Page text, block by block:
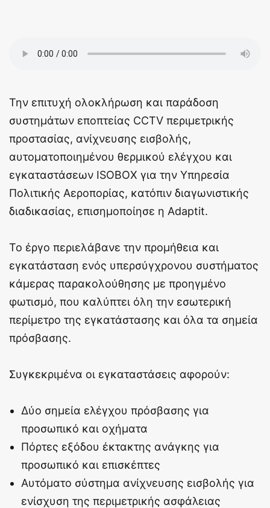
Την επιτυχή ολοκλήρωση και παράδοση
συστημάτων εποπτείας CCTV περιμετρικής
προστασίας, ανίχνευσης εισβολής,
αυτοματοποιημένου θερμικού ελέγχου και
εγκαταστάσεων ISOBOX για την Υπηρεσία
Πολιτικής Αεροπορίας, κατόπιν διαγωνιστικής
διαδικασίας, επισημοποίησε η Adaptit.
Το έργο περιελάβανε την προμήθεια και
εγκατάσταση ενός υπερσύγχρονου συστήματος
κάμερας παρακολούθησης με προηγμένο
φωτισμό, που καλύπτει όλη την εσωτερική
περίμετρο της εγκατάστασης και όλα τα σημεία
πρόσβασης.
Συγκεκριμένα οι εγκαταστάσεις αφορούν:
Δύο σημεία ελέγχου πρόσβασης για
προσωπικό και οχήματα
Πόρτες εξόδου έκτακτης ανάγκης για
προσωπικό και επισκέπτες
Αυτόματο σύστημα ανίχνευσης εισβολής για
ενίσχυση της περιμετρικής ασφάλειας